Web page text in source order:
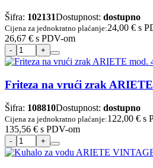
Šifra: 102131Dostupnost: dostupno
Cijena za jednokratno plaćanje:24,00 € s
26,67 € s PDV-om
Friteza na vrući zrak
Šifra: 108810Dostupnost: dostupno
Cijena za jednokratno plaćanje:122,00 € s
135,56 € s PDV-om